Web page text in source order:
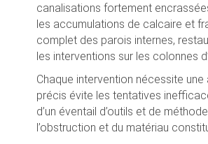
canalisations fortement
les accumulations de calcaire et
complet des parois internes,
les interventions sur les colonnes
Chaque intervention nécessite
précis évite les tentatives
d’un éventail d’outils et de
l’obstruction et du matériau